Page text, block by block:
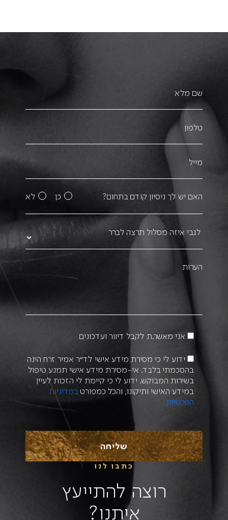
כתבו לנו
רוצה להתייעץ
איתנו?
האם יש לך ניסיון קודם בתחום? כן לא
אני מאשר.ת לקבל דיוור ועדכונים
ידוע לי כי מסירת מידע אישי לד״ר אמיר זרח הינה
בהסכמתי בלבד. אי-מסירת מידע אישי תמנע טיפול
בשירות המבוקש. ידוע לי כי קיימת לי הזכות לעיין
במידע האישי ותיקונו, והכל כמפורט במדיניות
הפרטיות